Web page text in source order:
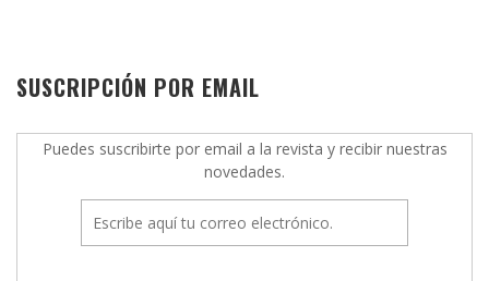
SUSCRIPCIÓN POR EMAIL
Puedes suscribirte por email a la revista y recibir nuestras
novedades.